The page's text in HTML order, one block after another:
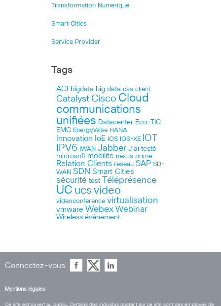
Transformation Numérique
Smart Cities
Service Provider
Tags
ACI bigdata big data cas client
Catalyst Cisco Cloud
communications
unifiées Datacenter Eco-TIC
EMC EnergyWise HANA
Innovation IoE IOS IOS-XE IOT
IPV6 IWAN Jabber J’ai testé
microsoft mobilite nexus prime
Relation Clients réseau SAP SD-
WAN SDN Smart Cities
sécurité test Téléprésence
UC ucs video
videoconference virtualisation
vmware Webex Webinar
Wireless événement
Connectez-vous
Mentions légales
Ce site est ouvert au public. Certains des individus postant sur ce site sont des employés de